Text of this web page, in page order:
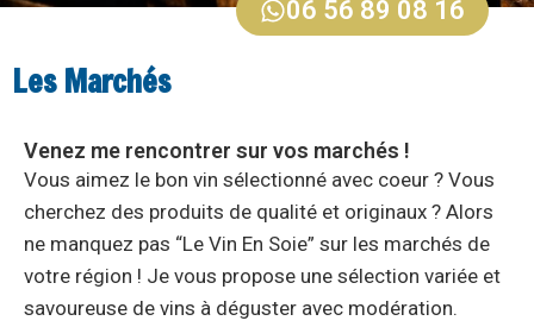
06 56 89 08 16
Les Marchés
Venez me rencontrer sur vos marchés !
Vous aimez le bon vin sélectionné avec coeur ? Vous
cherchez des produits de qualité et originaux ? Alors
ne manquez pas “Le Vin En Soie” sur les marchés de
votre région ! Je vous propose une sélection variée et
savoureuse de vins à déguster avec modération.